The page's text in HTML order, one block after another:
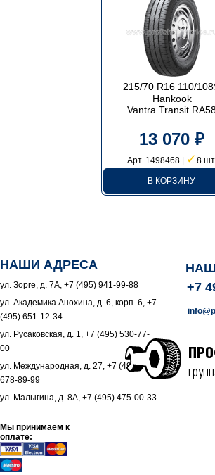
215/70 R16 110/
Hankook
Vantra Transit
13 070 ₽
Арт. 1498468 | ✓ 8
В КОРЗИНУ
НАШИ АДРЕСА
ул. Зорге, д. 7А, +7 (495) 941-99-88
ул. Академика Анохина, д. 6, корп. 6, +7
(495) 651-12-34
ул. Русаковская, д. 1, +7 (495) 530-77-
00
ул. Международная, д. 27, +7 (495)
678-89-99
ул. Малыгина, д. 8А, +7 (495) 475-00-33
Мы принимаем к
оплате:
+7